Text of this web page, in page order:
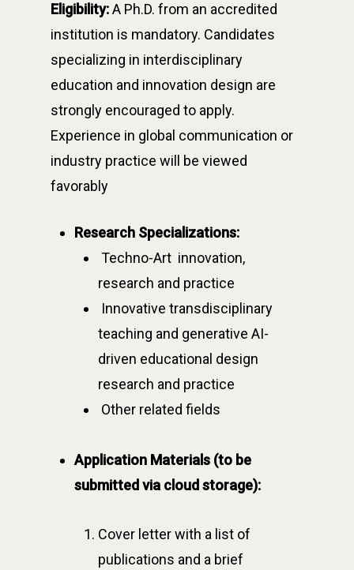
Eligibility:A Ph.D. from an accredited
institution is mandatory. Candidates
specializing in interdisciplinary
education and innovation design are
strongly encouraged to apply.
Experience in global communication or
industry practice will be viewed
favorably
Research Specializations:
Techno-Art innovation,
research and practice
Innovative transdisciplinary
teaching and generative AI-
driven educational design
research and practice
Other related fields
Application Materials (to be
submitted via cloud storage):
Cover letter with a list of
publications and a brief
最新消息
學院簡介
團隊成員
業務單位
創新領域學士學位學程
跟著董總實習
相關表單